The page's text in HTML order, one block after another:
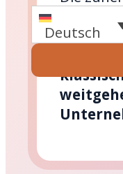
Deutsch
der